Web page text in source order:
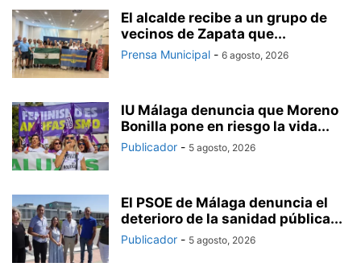
El alcalde recibe a un grupo de
vecinos de Zapata que...
Prensa Municipal - 6 agosto, 2026
IU Málaga denuncia que Moreno
Bonilla pone en riesgo la vida...
Publicador - 5 agosto, 2026
El PSOE de Málaga denuncia el
deterioro de la sanidad pública...
Publicador - 5 agosto, 2026